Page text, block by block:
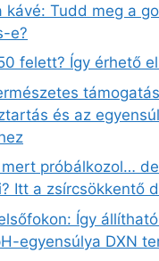
kávé: Tudd meg a
e?
felett? Így érhető
és az
próbálkozol…
Itt a zsírcsökkentő
Így
egyensúlya DXN